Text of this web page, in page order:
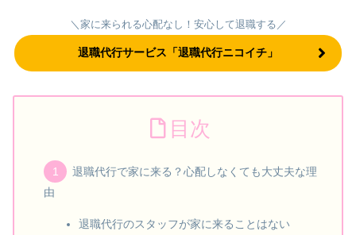
＼家に来られる心配なし！安心して退職する／
退職代行サービス「退職代行ニコイチ」
目次
退職代行で家に来る？心配しなくても大丈夫な理
由
退職代行のスタッフが家に来ることはない